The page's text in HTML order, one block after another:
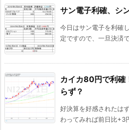
サン電子利確、シ
今日はサン電子を利確
定ですので、一旦決済
カイカ80円で利確
らず？
好決算を好感されたは
わってみれば前日比+3